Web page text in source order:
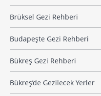
Brüksel Gezi Rehberi
Budapeşte Gezi Rehberi
Bükreş Gezi Rehberi
Bükreş’de Gezilecek Yerler